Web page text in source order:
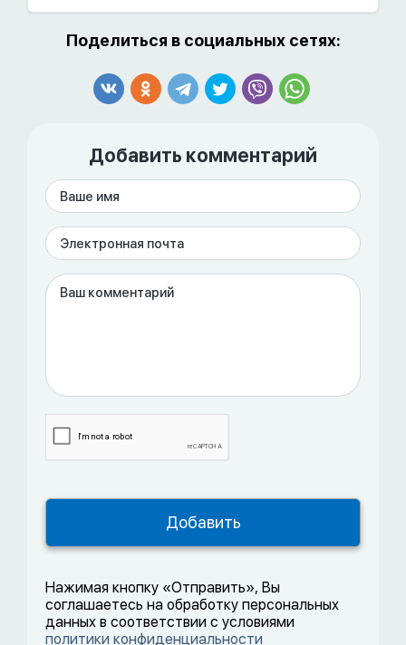
бизнеса и что теперь ждет рынок
платежных агентов — разбирался РБК - РБК
Поделиться в социальных сетях:
Добавить комментарий
Нажимая кнопку «Отправить», Вы
соглашаетесь на обработку персональных
данных в соответствии с условиями
политики конфиденциальности